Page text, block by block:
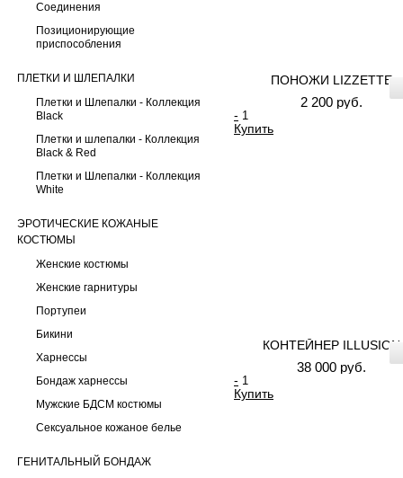
Соединения
Позиционирующие
приспособления
ПЛЕТКИ И ШЛЕПАЛКИ
Плетки и Шлепалки - Коллекция
Black
Плетки и шлепалки - Коллекция
Black & Red
Плетки и Шлепалки - Коллекция
White
ЭРОТИЧЕСКИЕ КОЖАНЫЕ
КОСТЮМЫ
Женские костюмы
Женские гарнитуры
Портупеи
Бикини
Харнессы
Бондаж харнессы
Мужские БДСМ костюмы
Сексуальное кожаное белье
ГЕНИТАЛЬНЫЙ БОНДАЖ
ПОНОЖИ LIZZETTE
2 200 руб.
-
Купить
КОНТЕЙНЕР ILLUSION
38 000 руб.
-
Купить